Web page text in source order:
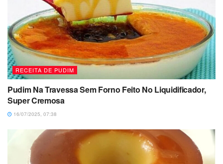
RECEITA DE PUDIM
Pudim Na Travessa Sem Forno Feito No Liquidificador,
Super Cremosa
16/07/2025, 07:38